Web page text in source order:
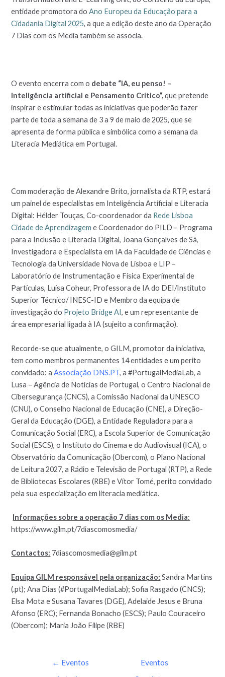
entidade promotora doAno Europeu da Educação para a
Cidadania Digital 2025, a que a edição deste ano da Operação
7 Dias com os Media também se associa.
O evento encerra com o debate “IA, eu penso! –
Inteligência artificial e Pensamento Crítico”,que pretende
inspirar e estimular todas as iniciativas que poderão fazer
parte de toda a semana de 3 a 9 de maio de 2025, que se
apresenta de forma pública e simbólica como a semana da
Literacia Mediática em Portugal.
Com moderação de Alexandre Brito, jornalista da RTP, estará
um painel de especialistas em Inteligência Artificial e Literacia
Digital: Hélder Touças, Co-coordenador da Rede Lisboa
Cidade de Aprendizagem e Coordenador do PILD – Programa
para a Inclusão e Literacia Digital, Joana Gonçalves de Sá,
Investigadora e Especialista em IA da Faculdade de Ciências e
Tecnologia da Universidade Nova de Lisboa e LIP –
Laboratório de Instrumentação e Física Experimental de
Partículas, Luísa Coheur, Professora de IA do DEI/Instituto
Superior Técnico/ INESC-ID e Membro da equipa de
investigação do Projeto Bridge AI, e um representante de
área empresarial ligada à IA (sujeito a confirmação).
Recorde-se que atualmente, o GILM, promotor da iniciativa,
tem como membros permanentes 14 entidades e um perito
convidado: aAssociação DNS.PT, a #PortugalMediaLab, a
Lusa – Agência de Notícias de Portugal, o Centro Nacional de
Cibersegurança (CNCS), a Comissão Nacional da UNESCO
(CNU), o Conselho Nacional de Educação (CNE), a Direção-
Geral da Educação (DGE), a Entidade Reguladora para a
Comunicação Social (ERC), a Escola Superior de Comunicação
Social (ESCS), o Instituto do Cinema e do Audiovisual (ICA), o
Observatório da Comunicação (Obercom), o Plano Nacional
de Leitura 2027, a Rádio e Televisão de Portugal (RTP), a Rede
de Bibliotecas Escolares (RBE) e Vítor Tomé, perito convidado
pela sua especialização em literacia mediática.
Informações sobre a operação 7 dias com os Media:
https://www.gilm.pt/7diascomosmedia/
Contactos: 7diascomosmedia@gilm.pt
Equipa GILM responsável pela organização: Sandra Martins
(.pt); Ana Dias (#PortugalMediaLab); Sofia Rasgado (CNCS);
Elsa Mota e Susana Tavares (DGE), Adelaide Jesus e Bruna
Afonso (ERC); Fernanda Bonacho (ESCS); Paulo Couraceiro
(Obercom); Maria João Filipe (RBE)
← Eventos
Eventos